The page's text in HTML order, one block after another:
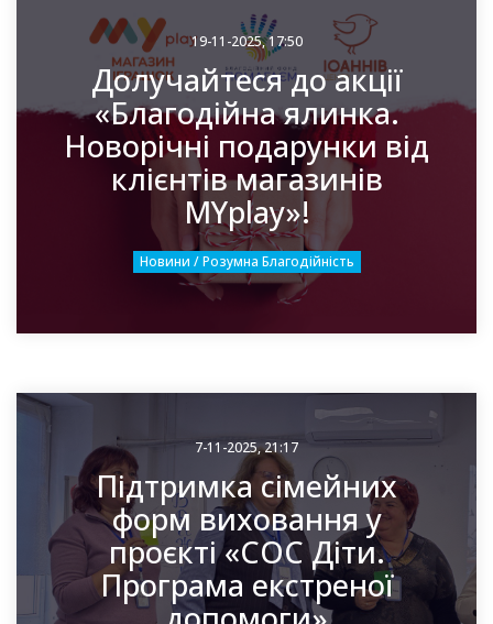
19-11-2025, 17:50
Долучайтеся до акції
«Благодійна ялинка.
Новорічні подарунки від
клієнтів магазинів
MYplay»!
Новини / Розумна Благодійність
7-11-2025, 21:17
Підтримка сімейних
форм виховання у
проєкті «СОС Діти.
Програма екстреної